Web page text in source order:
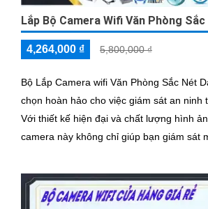
Lắp Bộ Camera Wifi Văn Phòng Sắc
4,264,000 ₫ 5,800,000 ₫
Bộ Lắp Camera wifi Văn Phòng Sắc Nét
chọn hoàn hảo cho việc giám sát an ninh
Với thiết kế hiện đại và chất lượng hình
camera này không chỉ giúp bạn giám sát